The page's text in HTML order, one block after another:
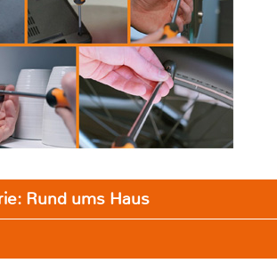
Rund ums Haus